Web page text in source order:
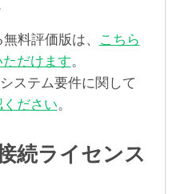
料評価版は、
こちら
だけます。
ステム要件に関して
ださい。
続ライセンス